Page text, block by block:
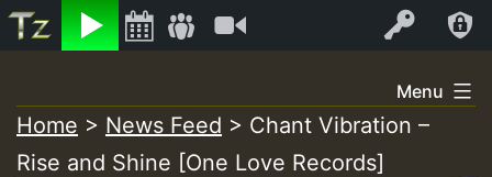
Listen Log In
to
content
Menu
Home > News Feed > Chant Vibration –
Rise and Shine [One Love Records]